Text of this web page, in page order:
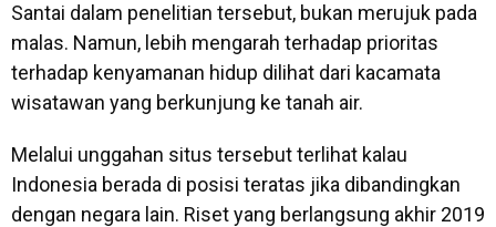
Santai dalam penelitian tersebut, bukan merujuk pada
malas. Namun, lebih mengarah terhadap prioritas
terhadap kenyamanan hidup dilihat dari kacamata
wisatawan yang berkunjung ke tanah air.
Melalui unggahan situs tersebut terlihat kalau
Indonesia berada di posisi teratas jika dibandingkan
dengan negara lain. Riset yang berlangsung akhir 2019